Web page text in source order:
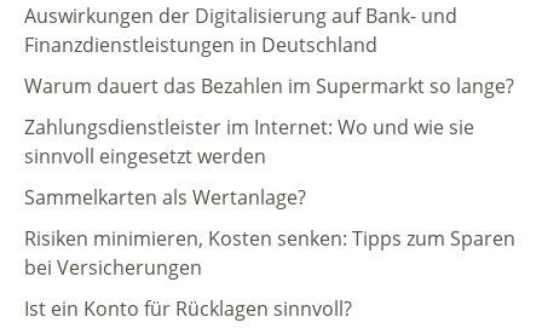
Auswirkungen der Digitalisierung auf Bank- und
Finanzdienstleistungen in Deutschland
Warum dauert das Bezahlen im Supermarkt so lange?
Zahlungsdienstleister im Internet: Wo und wie sie
sinnvoll eingesetzt werden
Sammelkarten als Wertanlage?
Risiken minimieren, Kosten senken: Tipps zum Sparen
bei Versicherungen
Ist ein Konto für Rücklagen sinnvoll?